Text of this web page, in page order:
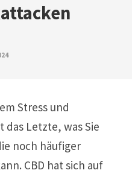
Stress und
Letzte, was Sie
noch häufiger
CBD hat sich auf